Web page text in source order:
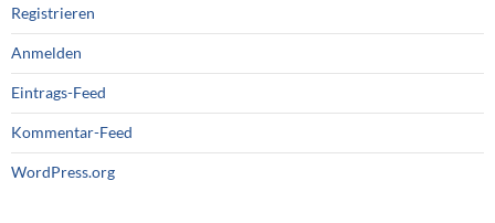
Registrieren
Anmelden
Eintrags-Feed
Kommentar-Feed
WordPress.org